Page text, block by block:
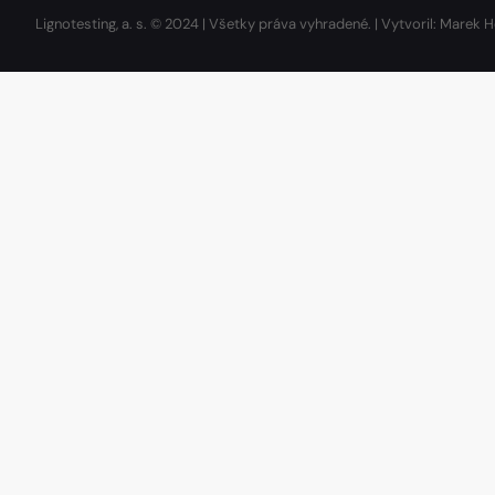
Lignotesting, a. s. © 2024 | Všetky práva vyhradené. | Vytvoril: Marek